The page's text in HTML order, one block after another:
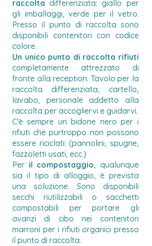
raccolta differenziata: giallo per
gli imballaggi, verde per il vetro.
Presso il punto di raccolta sono
disponibili contenitori con codice
colore.
Un unico punto di raccolta rifiuti
completamente attrezzato di
fronte alla reception. Tavolo per la
raccolta differenziata, cartello,
lavabo, personale addetto alla
raccolta per accogliervi e guidarvi.
C'è sempre un bidone nero per i
rifiuti che purtroppo non possono
essere riciclati: (pannolini, spugne,
fazzoletti usati, ecc.)
Per il compostaggio, qualunque
sia il tipo di alloggio, è prevista
una soluzione. Sono disponibili
secchi riutilizzabili o sacchetti
compostabili per portare gli
avanzi di cibo nei contenitori
marroni per i rifiuti organici presso
il punto di raccolta.